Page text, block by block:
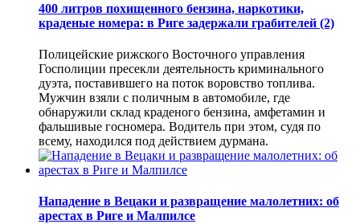
400 литров похищенного бензина, наркотики,
краденые номера: в Риге задержали грабителей (2)
Полицейские рижского Восточного управления
Госполиции пресекли деятельность криминального
дуэта, поставившего на поток воровство топлива.
Мужчин взяли с поличным в автомобиле, где
обнаружили склад краденого бензина, амфетамин и
фальшивые госномера. Водитель при этом, судя по
всему, находился под действием дурмана.
Нападение в Вецаки и развращение малолетних: об
арестах в Риге и Малпилсе